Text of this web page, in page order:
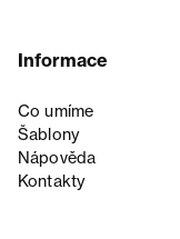
Informace
Co umíme
Šablony
Nápověda
Kontakty